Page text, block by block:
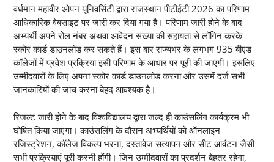
वर्धमान महावीर ओपन यूनिवर्सिटी द्वारा राजस्थान पीटीईटी 2026 का परिणाम
आधिकारिक वेबसाइट पर जारी कर दिया गया है। परिणाम जारी होने के बाद
अभ्यर्थी अपने रोल नंबर अथवा आवेदन संख्या की सहायता से लॉगिन करके
स्कोर कार्ड डाउनलोड कर सकते हैं। इस बार राज्यभर के लगभग 935 बीएड
कॉलेजों में प्रवेश प्रक्रिया इसी परिणाम के आधार पर पूरी की जाएगी। इसलिए
उम्मीदवारों के लिए अपना स्कोर कार्ड डाउनलोड करना और उसमें दर्ज सभी
जानकारियों की जांच करना बेहद आवश्यक है।
रिजल्ट जारी होने के बाद विश्वविद्यालय द्वारा जल्द ही काउंसलिंग कार्यक्रम भी
घोषित किया जाएगा। काउंसलिंग के दौरान अभ्यर्थियों को ऑनलाइन
रजिस्ट्रेशन, कॉलेज विकल्प भरना, दस्तावेज सत्यापन और सीट आवंटन जैसी
सभी प्रक्रियाएं पूरी करनी होंगी। जिन उम्मीदवारों का प्रदर्शन बेहतर रहेगा,